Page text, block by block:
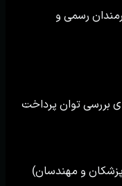
رسمی و
اخیر (برای بررسی توان پرداخت
پزشکان و مهندسان)